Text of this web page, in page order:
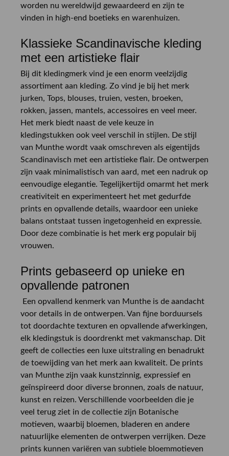
worden nu wereldwijd gewaardeerd en zijn te
vinden in high-end boetieks en warenhuizen.
Klassieke Scandinavische kleding
met een artistieke flair
Bij dit kledingmerk vind je een enorm veelzijdig
assortiment aan kleding. Zo vind je bij het merk
jurken, Tops, blouses, truien, vesten, broeken,
rokken, jassen, mantels, accessoires en veel meer.
Het merk biedt naast de vele keuze in
kledingstukken ook veel verschil in stijlen. De stijl
van Munthe wordt vaak omschreven als eigentijds
Scandinavisch met een artistieke flair. De ontwerpen
zijn vaak minimalistisch van aard, met een nadruk op
eenvoudige elegantie. Tegelijkertijd omarmt het merk
creativiteit en experimenteert het met gedurfde
prints en opvallende details, waardoor een unieke
balans ontstaat tussen ingetogenheid en expressie.
Door deze combinatie is het merk erg populair bij
vrouwen.
Prints gebaseerd op unieke en
opvallende patronen
Een opvallend kenmerk van Munthe is de aandacht
voor details in de ontwerpen. Van fijne borduursels
tot doordachte texturen en opvallende afwerkingen,
elk kledingstuk is doordrenkt met vakmanschap. Dit
geeft de collecties een luxe uitstraling en benadrukt
de toewijding van het merk aan kwaliteit. De prints
van Munthe zijn vaak kunstzinnig, expressief en
geïnspireerd door diverse bronnen, zoals de natuur,
kunst en reizen. Verschillende voorbeelden die je
veel terug ziet in de collectie zijn Botanische
motieven, waarbij bloemen, bladeren en andere
natuurlijke elementen de ontwerpen verrijken. Deze
prints kunnen variëren van subtiele bloemmotieven